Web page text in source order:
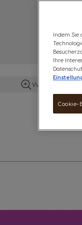
Weitere Details
Indem Sie
Ihre
Cookie-